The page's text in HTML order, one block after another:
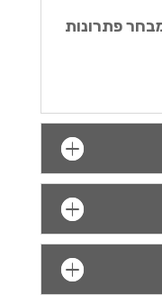
פתרונות